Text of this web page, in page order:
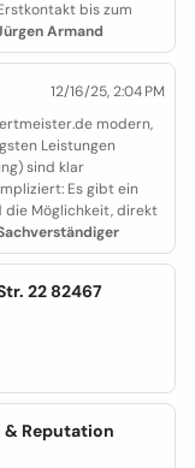
bis zum
Armand
12/16/25, 2:04 PM
modern,
Leistungen
sind klar
Es gibt ein
die Möglichkeit, direkt
22 82467
& Reputation